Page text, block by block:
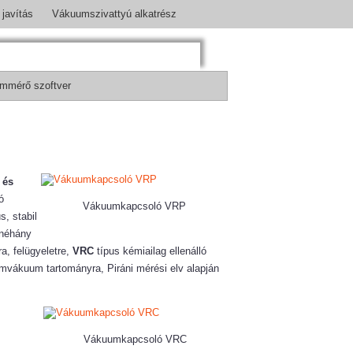
Vákuumszivattyú alkatrész
szoftver
Vákuumkapcsoló VRP
és
stabil
felügyeletre, VRC típus kémiailag ellenálló
tartományra, Piráni mérési elv alapján
Vákuumkapcsoló VRC